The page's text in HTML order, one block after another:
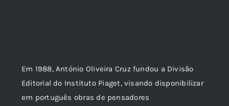
Em 1988, António Oliveira Cruz fundou a Divisão
Editorial do Instituto Piaget, visando disponibilizar
em português obras de pensadores